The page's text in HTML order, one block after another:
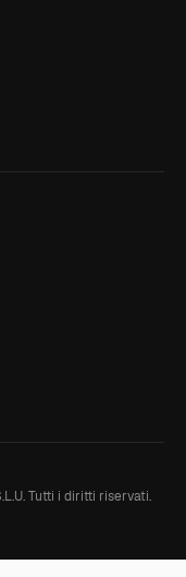
Tutti i diritti riservati.